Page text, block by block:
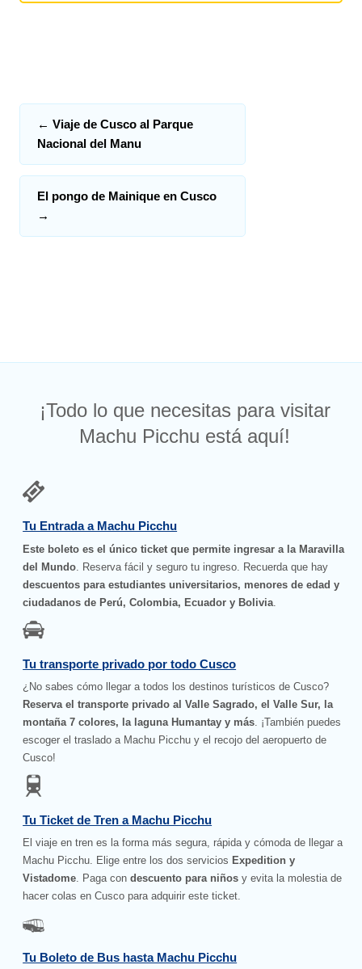
← Viaje de Cusco al Parque
Nacional del Manu
El pongo de Mainique en Cusco
→
¡Todo lo que necesitas para visitar
Machu Picchu está aquí!
Tu Entrada a Machu Picchu
Este boleto es el único ticket que permite ingresar a la Maravilla
del Mundo . Reserva fácil y seguro tu ingreso. Recuerda que hay
descuentos para estudiantes universitarios, menores de edad y
ciudadanos de Perú, Colombia, Ecuador y Bolivia
Tu transporte privado por todo Cusco
¿No sabes cómo llegar a todos los destinos turísticos de Cusco?
Reserva el transporte privado al Valle Sagrado, el Valle Sur, la
montaña 7 colores, la laguna Humantay y más. ¡También puedes
escoger el traslado a Machu Picchu y el recojo del aeropuerto de
Cusco!
Tu Ticket de Tren a Machu Picchu
El viaje en tren es la forma más segura, rápida y cómoda de llegar a
Machu Picchu. Elige entre los dos servicios Expedition y
Vistadome. Paga condescuento para niños y evita la molestia de
hacer colas en Cusco para adquirir este ticket.
Tu Boleto de Bus hasta Machu Picchu